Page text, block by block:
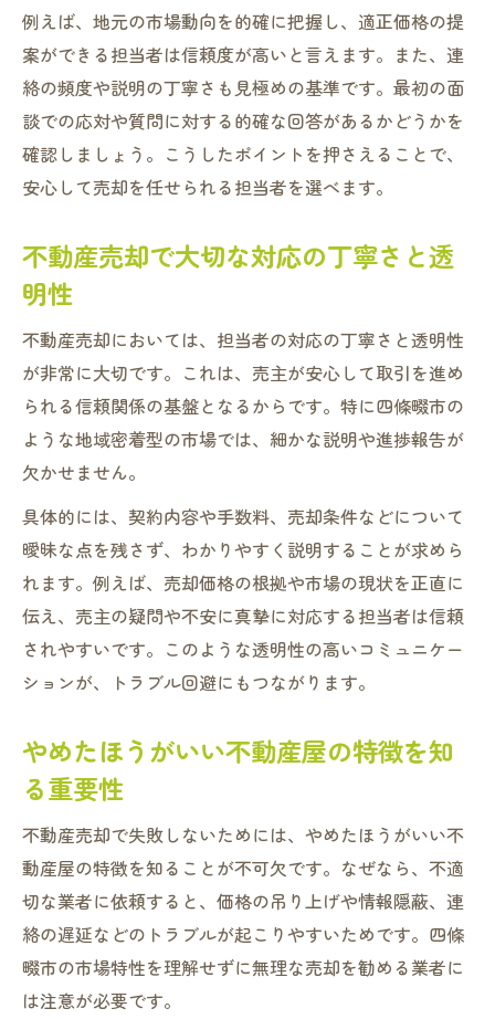
例えば、地元の市場動向を的確に把握し、適正価格の提
案ができる担当者は信頼度が高いと言えます。また、連
絡の頻度や説明の丁寧さも見極めの基準です。最初の面
談での応対や質問に対する的確な回答があるかどうかを
確認しましょう。こうしたポイントを押さえることで、
安心して売却を任せられる担当者を選べます。
不動産売却で大切な対応の丁寧さと透
明性
不動産売却においては、担当者の対応の丁寧さと透明性
が非常に大切です。これは、売主が安心して取引を進め
られる信頼関係の基盤となるからです。特に四條畷市の
ような地域密着型の市場では、細かな説明や進捗報告が
欠かせません。
具体的には、契約内容や手数料、売却条件などについて
曖昧な点を残さず、わかりやすく説明することが求めら
れます。例えば、売却価格の根拠や市場の現状を正直に
伝え、売主の疑問や不安に真摯に対応する担当者は信頼
されやすいです。このような透明性の高いコミュニケー
ションが、トラブル回避にもつながります。
やめたほうがいい不動産屋の特徴を知
る重要性
不動産売却で失敗しないためには、やめたほうがいい不
動産屋の特徴を知ることが不可欠です。なぜなら、不適
切な業者に依頼すると、価格の吊り上げや情報隠蔽、連
絡の遅延などのトラブルが起こりやすいためです。四條
畷市の市場特性を理解せずに無理な売却を勧める業者に
は注意が必要です。